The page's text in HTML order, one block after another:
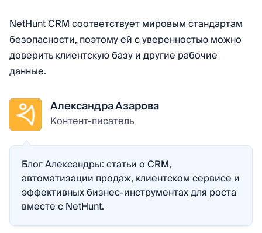
NetHunt CRM соответствует мировым стандартам
безопасности, поэтому ей с уверенностью можно
доверить клиентскую базу и другие рабочие
данные.
Александра Азарова
Контент-писатель
Блог Александры: статьи о CRM,
автоматизации продаж, клиентском сервисе и
эффективных бизнес-инструментах для роста
вместе с NetHunt.